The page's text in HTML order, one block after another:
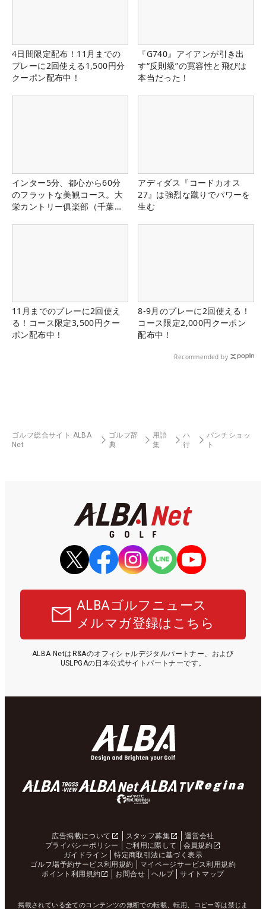
4日間限定配布！11月までの
プレーに2回使える1,500円分
クーポン配布中！
『G740』アイアンが引き出
す“反則級”の寛容性と飛びは
本当だった！
インター5分、都心から60分
のフラットな美観コース。大
栄カントリー俱楽部（千葉
アディダス『コードカオス
27』は強烈な蹴りでパワーを
生む
11月までのプレーに2回使え
る！コース限定3,500円クー
ポン配布中！
8-9月のプレーに2回使える！
コース限定2,000円クーポン
配布中！
Recommended by
ゴルフ総合サイト ALBA
Net
ゴルフ辞
典
用語
集
ハ
行
パンチショッ
ト
ALBAゴルフニュース
メルマガ登録はこちら
ALBA NetはR&Aのオフィシャルデジタルパートナー、および
USLPGAの日本公式サイトパートナーです。
広告掲載について スタッフ募集
運営会社
プライバシーポリシー
ご利用に際して
会員規約
ガイドライン
特定商取引法に基づく表示
ゴルフ場予約サービス利用規約
マイページサービス利用規約
ポイント利用規約
お問合せ ヘルプ サイトマップ
掲載されている全てのコンテンツの無断での転載、転用、コピー等は禁じま